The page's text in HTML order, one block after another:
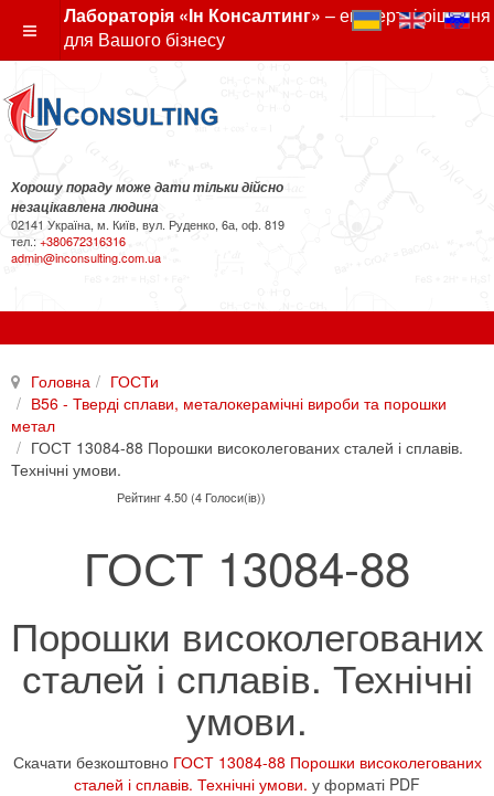
Лабораторія «Ін Консалтинг» – експертні рішення
для Вашого бізнесу
Хорошу пораду може дати тільки дійсно
незацікавлена людина
02141 Україна, м. Київ, вул. Руденко, 6а, оф. 819
тел.: +380672316316
admin@inconsulting.com.ua
Головна
ГОСТи
В56 - Тверді сплави, металокерамічні вироби та порошки
метал
ГОСТ 13084-88 Порошки високолегованих сталей і сплавів.
Технічні умови.
Рейтинг 4.50 (4 Голоси(ів))
ГОСТ 13084-88
Порошки високолегованих
сталей і сплавів. Технічні
умови.
Скачати безкоштовно ГОСТ 13084-88 Порошки високолегованих
сталей і сплавів. Технічні умови. у форматі PDF